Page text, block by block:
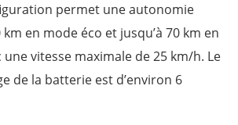
permet une autonomie
en mode éco et jusqu’à 70 km en
vitesse maximale de 25 km/h. Le
de la batterie est d’environ 6